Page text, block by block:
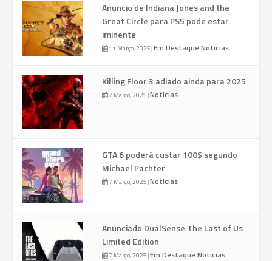
Anuncio de Indiana Jones and the
Great Circle para PS5 pode estar
iminente
11 Março, 2025|Em Destaque Noticias
Killing Floor 3 adiado ainda para 2025
7 Março, 2025|Noticias
GTA 6 poderá custar 100$ segundo
Michael Pachter
7 Março, 2025|Noticias
Anunciado DualSense The Last of Us
Limited Edition
7 Março, 2025|Em Destaque Noticias